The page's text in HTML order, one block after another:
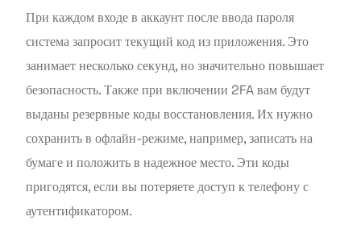
При каждом входе в аккаунт после ввода пароля
система запросит текущий код из приложения. Это
занимает несколько секунд, но значительно повышает
безопасность. Также при включении 2FA вам будут
выданы резервные коды восстановления. Их нужно
сохранить в офлайн-режиме, например, записать на
бумаге и положить в надежное место. Эти коды
пригодятся, если вы потеряете доступ к телефону с
аутентификатором.